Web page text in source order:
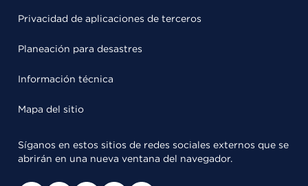
Privacidad de aplicaciones de terceros
Planeación para desastres
Información técnica
Mapa del sitio
Síganos en estos sitios de redes sociales externos que se
abrirán en una nueva ventana del navegador.